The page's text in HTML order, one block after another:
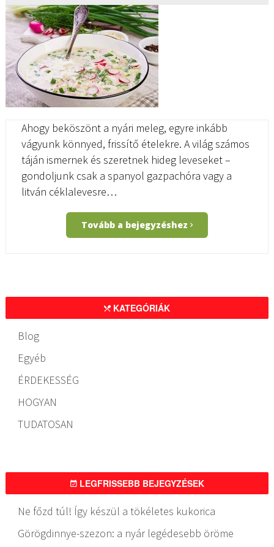
Ahogy beköszönt a nyári meleg, egyre inkább
vágyunk könnyed, frissítő ételekre. A világ számos
táján ismernek és szeretnek hideg leveseket –
gondoljunk csak a spanyol gazpachóra vagy a
litván céklalevesre…
Tovább a bejegyzéshez
KATEGÓRIÁK
Blog
Egyéb
ÉRDEKESSÉG
HOGYAN
TUDATOSAN
LEGFRISSEBB BEJEGYZÉSEK
Ne főzd túl! Így készül a tökéletes kukorica
Görögdinnye-szezon: a nyár legédesebb öröme